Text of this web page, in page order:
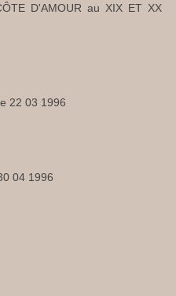
D'AMOUR au XIX ET XX
22 03 1996
04 1996